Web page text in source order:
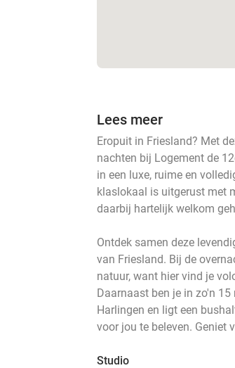
Lees meer
Eropuit in Friesland? Met
nachten bij Logement de
in een luxe, ruime en
klaslokaal is uitgerust met
daarbij hartelijk welkom
Ontdek samen deze
van Friesland. Bij de
natuur, want hier vind je
Daarnaast ben je in zo'n
Harlingen en ligt een
voor jou te beleven. Geniet
Studio